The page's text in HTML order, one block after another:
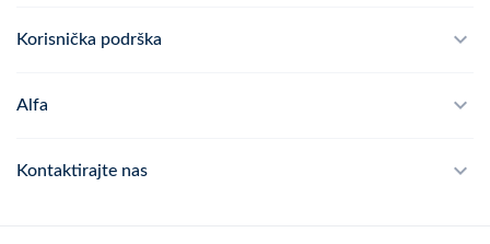
Školski program
Korisnička podrška
Često postavljana pitanja
Alfa
Politika privatnosti
Kontaktirajte nas